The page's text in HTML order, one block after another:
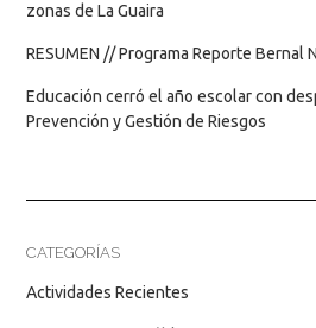
zonas de La Guaira
RESUMEN // Programa Reporte Bernal
Educación cerró el año escolar con
Prevención y Gestión de Riesgos
CATEGORÍAS
Actividades Recientes